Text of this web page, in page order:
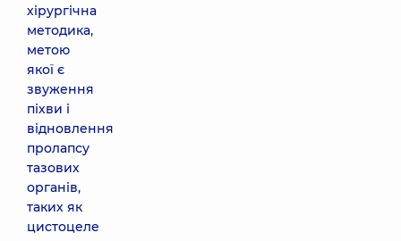
хірургічна
методика,
метою
якої є
звуження
піхви і
відновлення
пролапсу
тазових
органів,
таких як
цистоцеле